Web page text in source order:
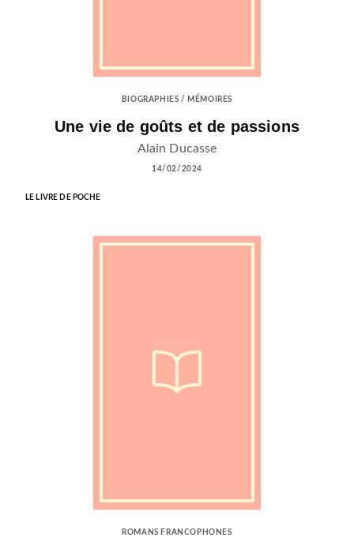
BIOGRAPHIES / MÉMOIRES
Une vie de goûts et de passions
Alain Ducasse
14/02/2024
LE LIVRE DE POCHE
ROMANS FRANCOPHONES